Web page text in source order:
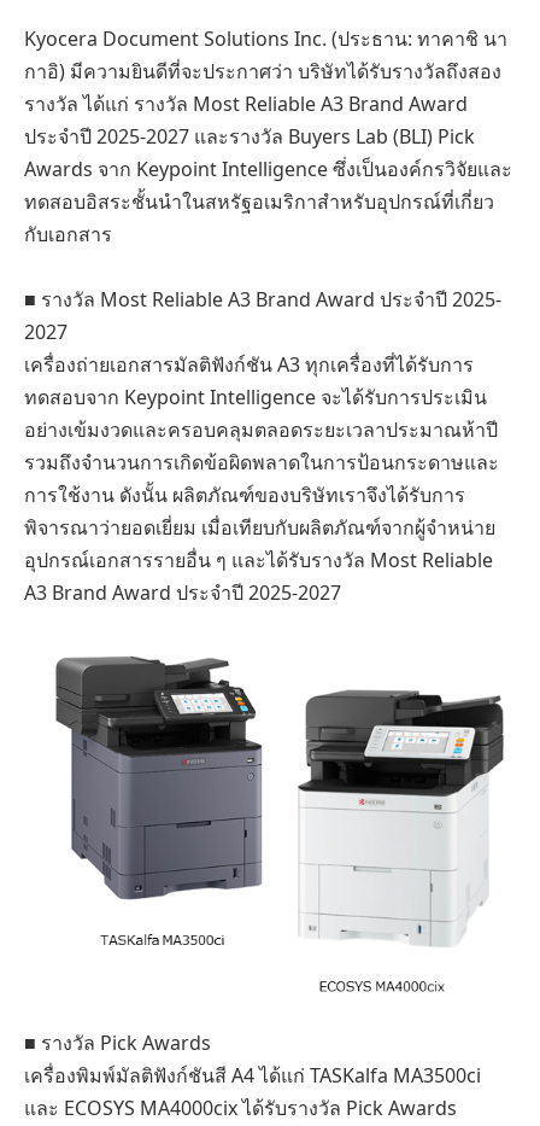
Kyocera Document Solutions Inc. (ประธาน: ทาคาชิ นา
กาอิ) มีความยินดีที่จะประกาศว่า บริษัทได้รับรางวัลถึงสอง
รางวัล ได้แก่ รางวัล Most Reliable A3 Brand Award
ประจำปี 2025-2027 และรางวัล Buyers Lab (BLI) Pick
Awards จาก Keypoint Intelligence ซึ่งเป็นองค์กรวิจัยและ
ทดสอบอิสระชั้นนำในสหรัฐอเมริกาสำหรับอุปกรณ์ที่เกี่ยว
กับเอกสาร
■ รางวัล Most Reliable A3 Brand Award ประจำปี 2025-
2027
เครื่องถ่ายเอกสารมัลติฟังก์ชัน A3 ทุกเครื่องที่ได้รับการ
ทดสอบจาก Keypoint Intelligence จะได้รับการประเมิน
อย่างเข้มงวดและครอบคลุมตลอดระยะเวลาประมาณห้าปี
รวมถึงจำนวนการเกิดข้อผิดพลาดในการป้อนกระดาษและ
การใช้งาน ดังนั้น ผลิตภัณฑ์ของบริษัทเราจึงได้รับการ
พิจารณาว่ายอดเยี่ยม เมื่อเทียบกับผลิตภัณฑ์จากผู้จำหน่าย
อุปกรณ์เอกสารรายอื่น ๆ และได้รับรางวัล Most Reliable
A3 Brand Award ประจำปี 2025-2027
■ รางวัล Pick Awards
เครื่องพิมพ์มัลติฟังก์ชันสี A4 ได้แก่ TASKalfa MA3500ci
และ ECOSYS MA4000cix ได้รับรางวัล Pick Awards